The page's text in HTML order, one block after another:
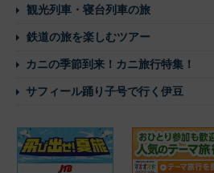
観光列車・寝台列車の旅
鉄道の旅を楽しむツアー
カニの季節到来！カニ旅行特集！
サフィール踊り子号で行く伊豆